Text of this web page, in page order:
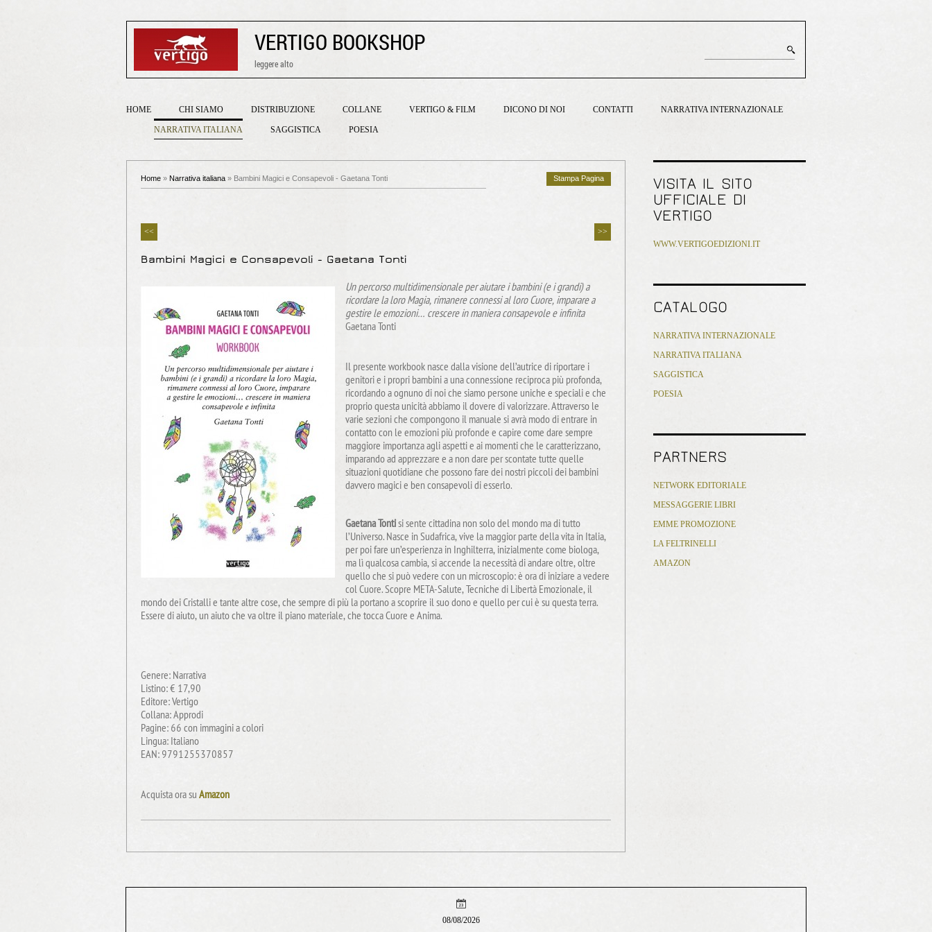
VERTIGO BOOKSHOP
leggere alto
HOME CHI SIAMO DISTRIBUZIONE COLLANE VERTIGO & FILM DICONO DI NOI CONTATTI NARRATIVA INTERNAZIONALE
NARRATIVA ITALIANA SAGGISTICA POESIA
Home » Narrativa italiana » Bambini Magici e Consapevoli - Gaetana Tonti Stampa Pagina
<< >>
Bambini Magici e Consapevoli - Gaetana Tonti
Un percorso multidimensionale per aiutare i bambini (e i grandi) a
ricordare la loro Magia, rimanere connessi al loro Cuore, imparare a
gestire le emozioni… crescere in maniera consapevole e infinita
Gaetana Tonti
Il presente workbook nasce dalla visione dell’autrice di riportare i
genitori e i propri bambini a una connessione reciproca più profonda,
ricordando a ognuno di noi che siamo persone uniche e speciali e che
proprio questa unicità abbiamo il dovere di valorizzare. Attraverso le
varie sezioni che compongono il manuale si avrà modo di entrare in
contatto con le emozioni più profonde e capire come dare sempre
maggiore importanza agli aspetti e ai momenti che le caratterizzano,
imparando ad apprezzare e a non dare per scontate tutte quelle
situazioni quotidiane che possono fare dei nostri piccoli dei bambini
davvero magici e ben consapevoli di esserlo.
Gaetana Tonti si sente cittadina non solo del mondo ma di tutto
l’Universo. Nasce in Sudafrica, vive la maggior parte della vita in Italia,
per poi fare un’esperienza in Inghilterra, inizialmente come biologa,
ma lì qualcosa cambia, si accende la necessità di andare oltre, oltre
quello che si può vedere con un microscopio: è ora di iniziare a vedere
col Cuore. Scopre META-Salute, Tecniche di Libertà Emozionale, il
mondo dei Cristalli e tante altre cose, che sempre di più la portano a scoprire il suo dono e quello per cui è su questa terra.
Essere di aiuto, un aiuto che va oltre il piano materiale, che tocca Cuore e Anima.
Genere: Narrativa
Listino: € 17,90
Editore: Vertigo
Collana: Approdi
Pagine: 66 con immagini a colori
Lingua: Italiano
EAN: 9791255370857
Acquista ora su Amazon
VISITA IL SITO
UFFICIALE DI
VERTIGO
WWW.VERTIGOEDIZIONI.IT
CATALOGO
NARRATIVA INTERNAZIONALE
NARRATIVA ITALIANA
SAGGISTICA
POESIA
PARTNERS
NETWORK EDITORIALE
MESSAGGERIE LIBRI
EMME PROMOZIONE
LA FELTRINELLI
AMAZON
08/08/2026